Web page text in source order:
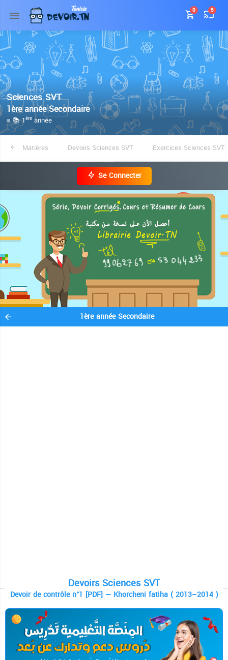
0 5
Sciences SVT
1ère année Secondaire
≡ 📚 1ère année
Matières Devoirs Sciences SVT Exercices Sciences SVT
Se Connecter
1ère année Secondaire
Devoirs Sciences SVT
Devoir de contrôle n°1 [PDF] — Khorcheni fatiha ( 2013–2014 )